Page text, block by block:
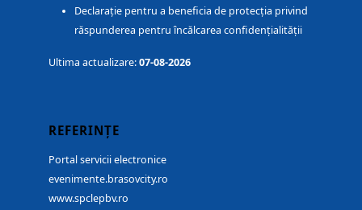
Declarație pentru a beneficia de protecția privind
răspunderea pentru încălcarea confidențialității
Ultima actualizare:07-08-2026
REFERINȚE
Portal servicii electronice
evenimente.brasovcity.ro
www.spclepbv.ro